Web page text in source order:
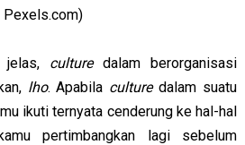
Pexels.com)
culturedalam berorganisasi
lho. Apabila culturedalam suatu
ikuti ternyata cenderung ke hal-hal
pertimbangkan lagi sebelum